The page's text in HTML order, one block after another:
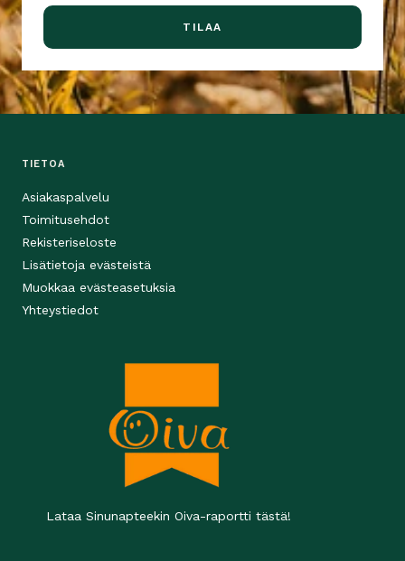
TILAA
TIETOA
Asiakaspalvelu
Toimitusehdot
Rekisteriseloste
Lisätietoja evästeistä
Muokkaa evästeasetuksia
Yhteystiedot
Lataa Sinunapteekin Oiva-raportti tästä!